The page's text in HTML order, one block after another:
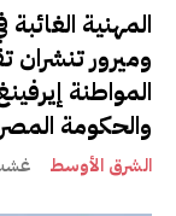
المهنية
وميرور تنشران
المواطنة
والحكومة
الشرق الأوسط غشت 7,